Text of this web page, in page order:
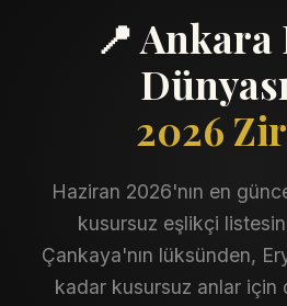
📍
2026
Haziran 2026'nın en
kusursuz eşlikçi
Çankaya'nın lüksünden,
kadar kusursuz anlar için